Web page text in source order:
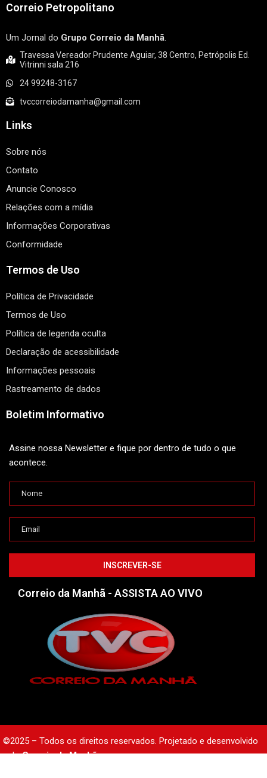
Correio Petropolitano
Um Jornal do Grupo Correio da Manhã.
Travessa Vereador Prudente Aguiar, 38 Centro, Petrópolis Ed.
Vitrinni sala 216
24 99248-3167
tvccorreiodamanha@gmail.com
Links
Sobre nós
Contato
Anuncie Conosco
Relações com a mídia
Informações Corporativas
Conformidade
Termos de Uso
Política de Privacidade
Termos de Uso
Política de legenda oculta
Declaração de acessibilidade
Informações pessoais
Rastreamento de dados
Boletim Informativo
Assine nossa Newsletter e fique por dentro de tudo o que
acontece.
Correio da Manhã - ASSISTA AO VIVO
©2025 – Todos os direitos reservados. Projetado e desenvolvido
peloCorreio da Manhã.